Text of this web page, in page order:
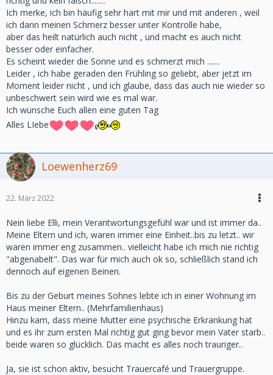
Ich merke, ich bin häufig sehr hart mit mir und mit anderen , weil
ich dann meinen Schmerz besser unter Kontrolle habe,
aber das heilt natürlich auch nicht , und macht es auch nicht
besser oder einfacher.
Es scheint wieder die Sonne und es schmerzt mich .......
Leider , ich habe geraden den Frühling so geliebt, aber jetzt im
Moment leider nicht , und ich glaube, dass das auch nie wieder so
unbeschwert sein wird wie es mal war.
Ich wünsche Euch allen eine guten Tag
Alles LIebe
Loewenherz69
22. März 2022
Nein liebe Elli, mein Verantwortungsgefühl war und ist immer da..
Meine Eltern und ich, waren immer eine Einheit..bis zu letzt.. wir
waren immer eng zusammen.. vielleicht habe ich mich nie richtig
"abgenabelt". Das war für mich auch ok so, schließlich stand ich
dennoch auf eigenen Beinen.
Bis zu der Geburt meines Sohnes lebte ich in einer Wohnung im
Haus meiner Eltern.. (Mehrfamilienhaus)
Hinzu kam, dass meine Mutter eine psychische Erkrankung hat
und es ihr zum ersten Mal richtig gut ging bevor mein Vater starb..
beide waren so glücklich. Das macht es alles noch trauriger..
Ja, sie ist schon aktiv, besucht Trauercafé und Trauergruppe.